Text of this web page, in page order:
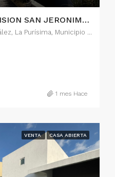
RENTA DE CASA EN MISION SAN JERONIMO, QUERETARO
Delegación Epigmenio González, La Purísima, Municipio de Querétaro, Querétaro, 76146, México
1 mes Hace
VENTA CASA ABIERTA